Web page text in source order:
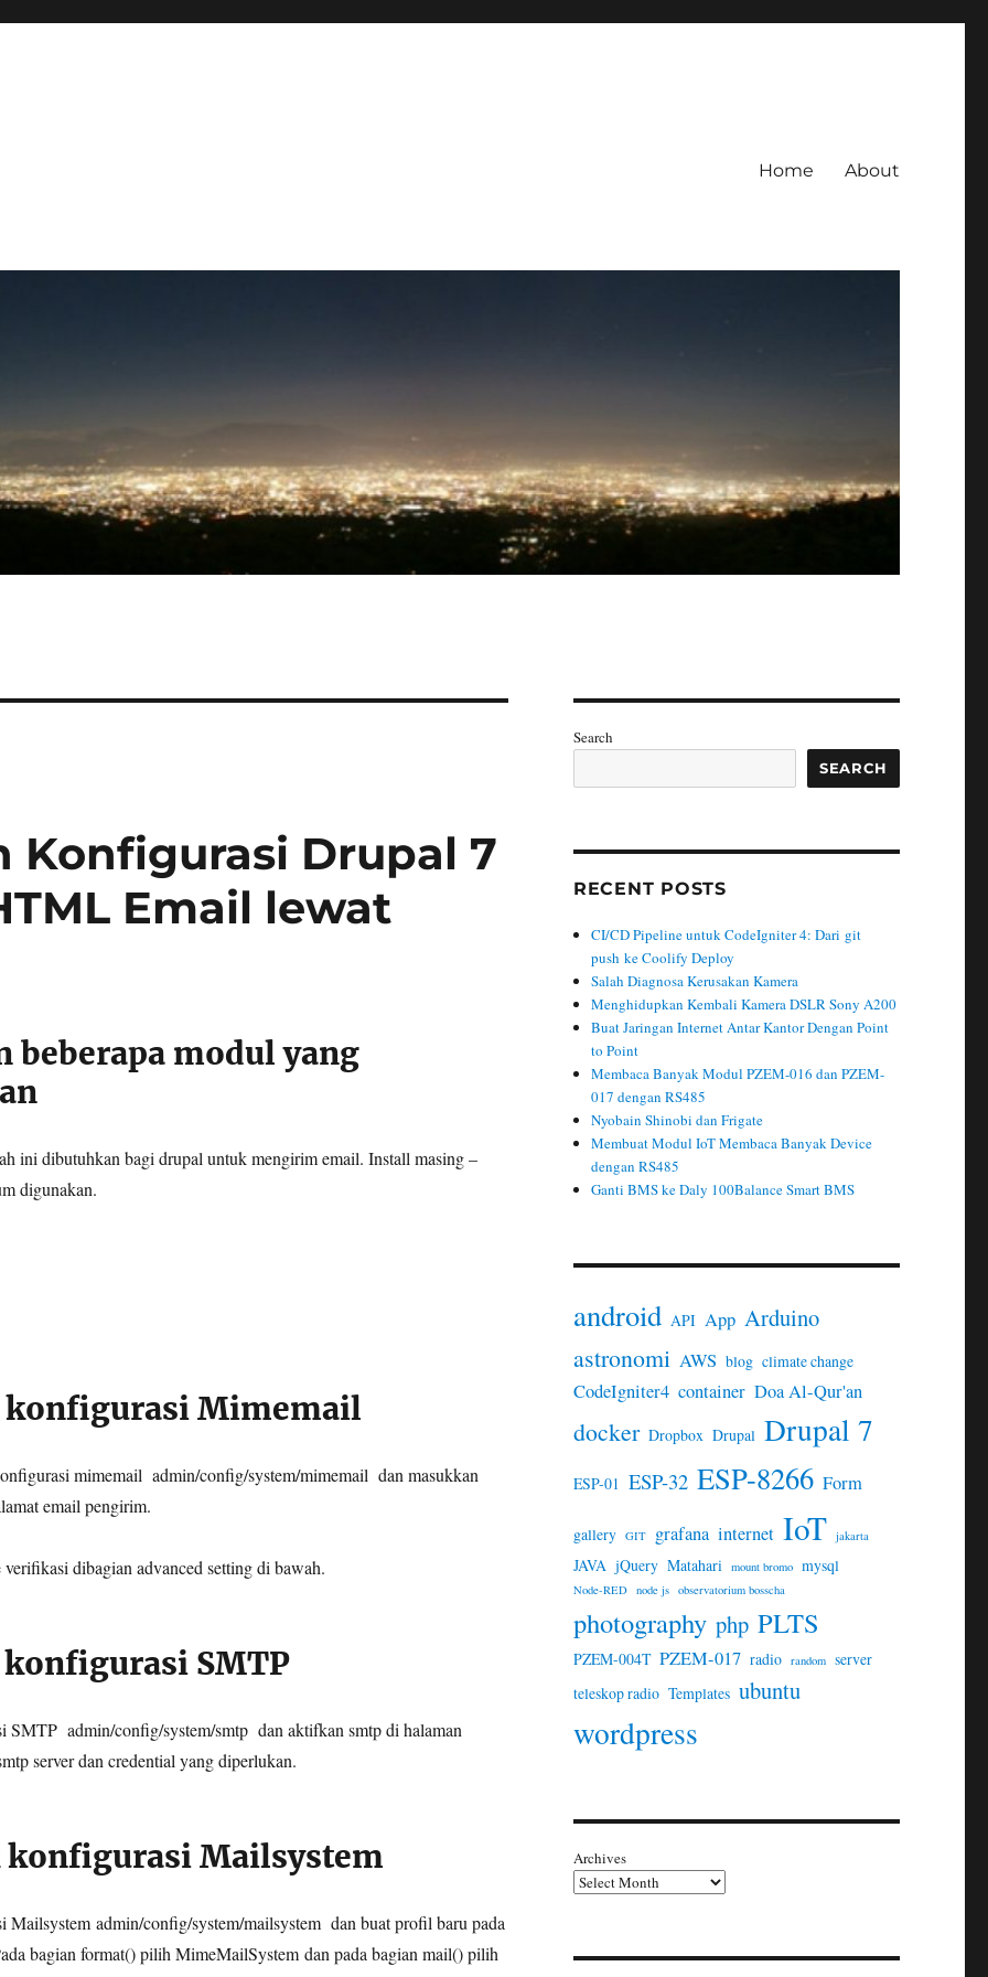
Home About
Konfigurasi Drupal 7
Email lewat
beberapa modul yang
ini dibutuhkan bagi drupal untuk mengirim email. Install masing –
digunakan.
konfigurasi Mimemail
mimemail admin/config/system/mimemail dan masukkan
email pengirim.
dibagian advanced setting di bawah.
SMTP
SMTP admin/config/system/smtpdan aktifkan smtp di halaman
server dan credential yang diperlukan.
konfigurasi Mailsystem
Mailsystem admin/config/system/mailsystemdan buat profil baru pada
bagian format() pilih MimeMailSystem dan pada bagian mail() pilih
Search
SEARCH
RECENT POSTS
CI/CD Pipeline untuk CodeIgniter 4: Dari git
push ke Coolify Deploy
Salah Diagnosa Kerusakan Kamera
Menghidupkan Kembali Kamera DSLR Sony A200
Buat Jaringan Internet Antar Kantor Dengan Point
to Point
Membaca Banyak Modul PZEM-016 dan PZEM-
017 dengan RS485
Nyobain Shinobi dan Frigate
Membuat Modul IoT Membaca Banyak Device
dengan RS485
Ganti BMS ke Daly 100Balance Smart BMS
android API App Arduino
astronomi AWS blog climate change
CodeIgniter4 container Doa Al-Qur'an
docker Dropbox Drupal Drupal 7
ESP-01 ESP-32 ESP-8266 Form
gallery GIT grafana internet IoT jakarta
JAVA jQuery Matahari mount bromo mysql
Node-RED node js observatorium bosscha
photography php PLTS
PZEM-004T PZEM-017 radio random server
teleskop radio Templates ubuntu
wordpress
Archives